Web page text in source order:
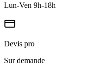
Lun-Ven 9h-18h
Devis pro
Sur demande